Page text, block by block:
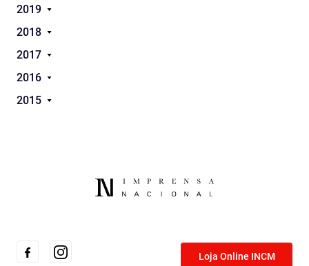
2019
2018
2017
2016
2015
Loja Online INCM